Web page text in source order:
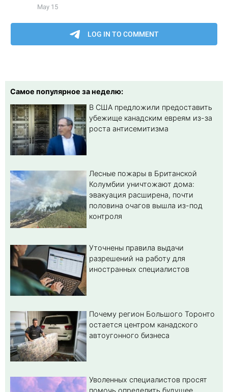
Самое популярное за неделю:
В США предложили предоставить
убежище канадским евреям из-за
роста антисемитизма
Лесные пожары в Британской
Колумбии уничтожают дома:
эвакуация расширена, почти
половина очагов вышла из-под
контроля
Уточнены правила выдачи
разрешений на работу для
иностранных специалистов
Почему регион Большого Торонто
остается центром канадского
автоугонного бизнеса
Уволенных специалистов просят